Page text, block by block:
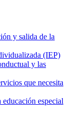
y salida de la
(IEP)
y las
que necesita
especial